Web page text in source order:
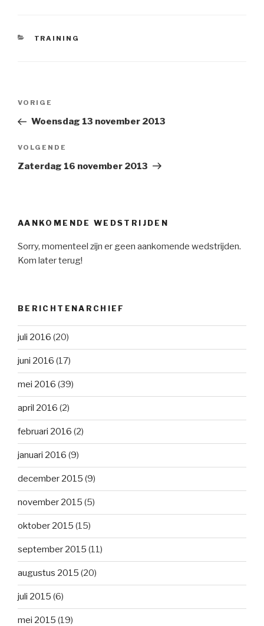
CATEGORIEËN
TRAINING
Bericht
Vorig
bericht
VORIGE
Woensdag 13 november 2013
Volgend
Bericht
VOLGENDE
Zaterdag 16 november 2013
AANKOMENDE WEDSTRIJDEN
Sorry, momenteel zijn er geen aankomende wedstrijden.
Kom later terug!
BERICHTENARCHIEF
juli 2016 (20)
juni 2016 (17)
mei 2016 (39)
april 2016 (2)
februari 2016 (2)
januari 2016 (9)
december 2015 (9)
november 2015 (5)
oktober 2015 (15)
september 2015 (11)
augustus 2015 (20)
juli 2015 (6)
mei 2015 (19)